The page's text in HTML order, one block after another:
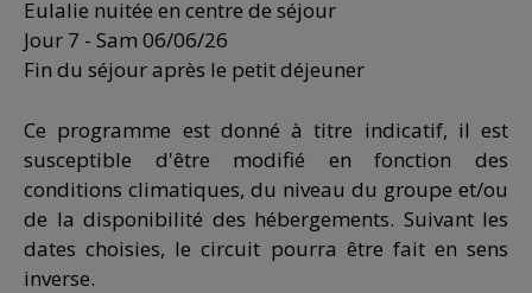
Eulalie nuitée en centre de séjour
Jour 7 - Sam 06/06/26
Fin du séjour après le petit déjeuner
Ce programme est donné à titre indicatif, il est
susceptible d'être modifié en fonction des
conditions climatiques, du niveau du groupe et/ou
de la disponibilité des hébergements. Suivant les
dates choisies, le circuit pourra être fait en sens
inverse.